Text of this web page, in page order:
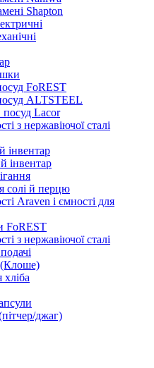
Shapton
FoREST
ALTSTEEL
Lacor
з нержавіючої сталі
інвентар
інвентар
солі й перцю
Araven і ємності для
FoREST
з нержавіючої сталі
джаг)